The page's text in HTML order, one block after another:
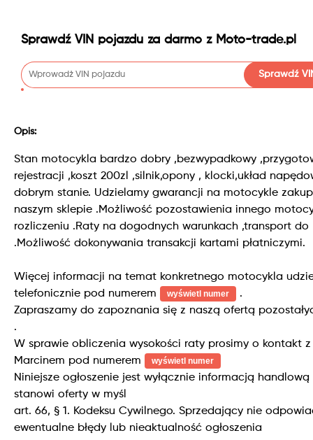
Sprawdź VIN pojazdu za darmo z Moto-trade.pl
Sprawdź
Opis:
Stan motocykla bardzo dobry ,bezwypadkowy
rejestracji ,koszt 200zl ,silnik,opony , klocki,układ
dobrym stanie. Udzielamy gwarancji na motocykle
naszym sklepie .Możliwość pozostawienia innego
rozliczeniu .Raty na dogodnych warunkach ,transport do
.Możliwość dokonywania transakcji kartami płatniczymi.
Więcej informacji na temat konkretnego motocykla
telefonicznie pod numerem
wyświetl numer
.
Zapraszamy do zapoznania się z naszą ofertą
.
W sprawie obliczenia wysokości raty prosimy o kontakt
Marcinem pod numerem
wyświetl numer
Niniejsze ogłoszenie jest wyłącznie informacją handlową
stanowi oferty w myśl
art. 66, § 1. Kodeksu Cywilnego. Sprzedający nie
ewentualne błędy lub nieaktualność ogłoszenia